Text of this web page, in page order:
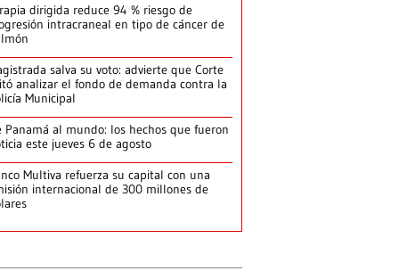
dirigida reduce 94 % riesgo de
intracraneal en tipo de cáncer de
salva su voto: advierte que Corte
analizar el fondo de demanda contra la
Municipal
Panamá al mundo: los hechos que fueron
este jueves 6 de agosto
Multiva refuerza su capital con una
internacional de 300 millones de